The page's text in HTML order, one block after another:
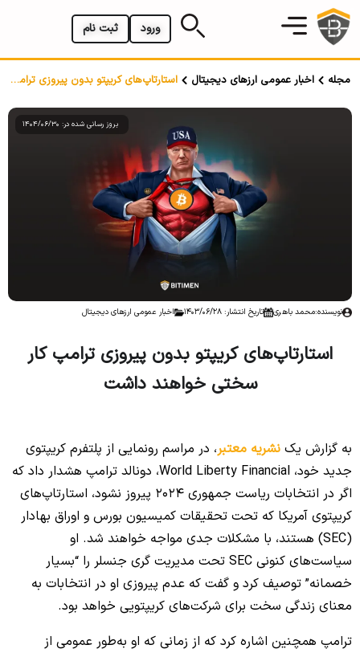
ثبت نام ورود
مجله اخبار عمومی ارزهای دیجیتال استارتاپ‌های کریپتو بدون پیروزی ترامپ کار سختی خواهند داشت
بروز رسانی شده در: 1404/06/30
نویسنده:محمد باهری تاریخ انتشار: 1403/06/28 اخبار عمومی ارزهای دیجیتال
استارتاپ‌های کریپتو بدون پیروزی ترامپ کار
سختی خواهند داشت
به گزارش یک نشریه معتبر، در مراسم رونمایی از پلتفرم کریپتوی
جدید خود، World Liberty Financial، دونالد ترامپ هشدار داد که
اگر در انتخابات ریاست جمهوری ۲۰۲۴ پیروز نشود، استارتاپ‌های
کریپتوی آمریکا که تحت تحقیقات کمیسیون بورس و اوراق بهادار
(SEC) هستند، با مشکلات جدی مواجه خواهند شد. او
سیاست‌های کنونی SEC تحت مدیریت گری جنسلر را “بسیار
خصمانه” توصیف کرد و گفت که عدم پیروزی او در انتخابات به
معنای زندگی سخت برای شرکت‌های کریپتویی خواهد بود.
ترامپ همچنین اشاره کرد که از زمانی که او به‌طور عمومی از